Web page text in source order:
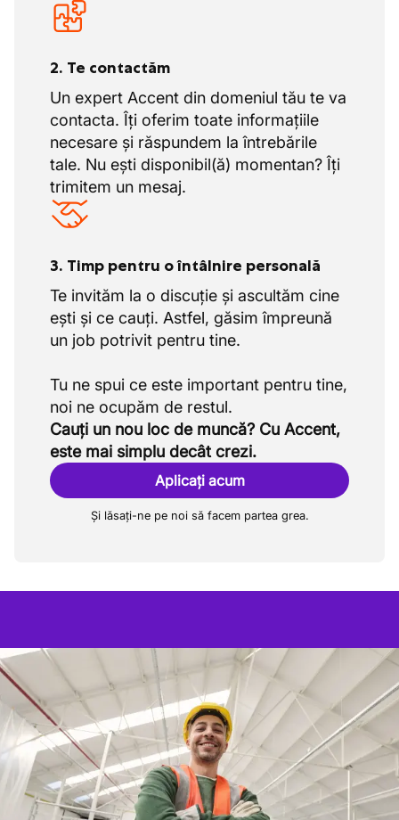
2. Te contactăm
Un expert Accent din domeniul tău te va
contacta. Îți oferim toate informațiile
necesare și răspundem la întrebările
tale. Nu ești disponibil(ă) momentan? Îți
trimitem un mesaj.
3. Timp pentru o întâlnire personală
Te invităm la o discuție și ascultăm cine
ești și ce cauți. Astfel, găsim împreună
un job potrivit pentru tine.
Tu ne spui ce este important pentru tine,
Cauți un nou loc de muncă? Cu Accent,
este mai simplu decât crezi.
Aplicați acum
Și lăsați-ne pe noi să facem partea grea.